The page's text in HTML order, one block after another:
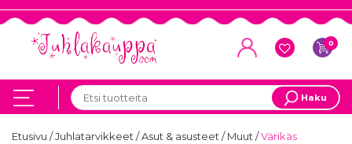
0
Haku
Etusivu /Juhlatarvikkeet/Asut & asusteet/Muut/Värikäs